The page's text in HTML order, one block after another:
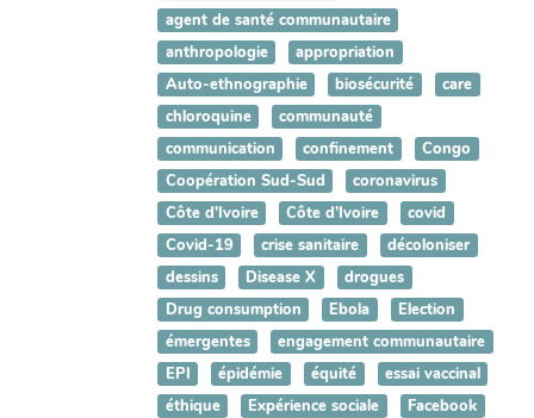
agent de santé communautaire
anthropologie
appropriation
Auto-ethnographie
biosécurité
care
chloroquine
communauté
communication
confinement
Congo
Coopération Sud-Sud
coronavirus
Côte d'Ivoire
Côte d’Ivoire
covid
Covid-19
crise sanitaire
décoloniser
dessins
Disease X
drogues
Drug consumption
Ebola
Election
émergentes
engagement communautaire
EPI
épidémie équité
essai vaccinal
éthique
Expérience sociale
Facebook